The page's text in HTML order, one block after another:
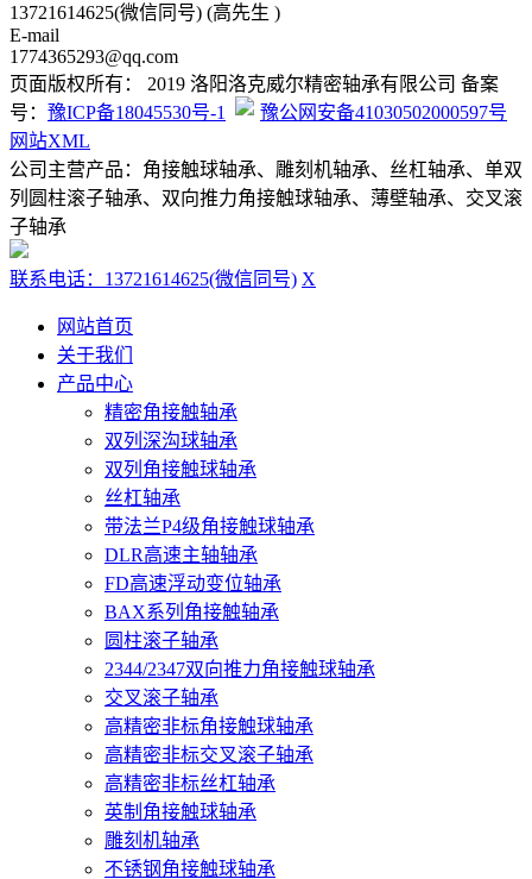
13721614625(微信同号) (高先生 )
E-mail
1774365293@qq.com
页面版权所有： 2019 洛阳洛克威尔精密轴承有限公司 备案
号： 豫ICP备18045530号-1
豫公网安备41030502000597号
网站XML
公司主营产品：角接触球轴承、雕刻机轴承、丝杠轴承、单双
列圆柱滚子轴承、双向推力角接触球轴承、薄壁轴承、交叉滚
子轴承
联系电话：13721614625(微信同号) X
网站首页
关于我们
产品中心
精密角接触轴承
双列深沟球轴承
双列角接触球轴承
丝杠轴承
带法兰P4级角接触球轴承
DLR高速主轴轴承
FD高速浮动变位轴承
BAX系列角接触轴承
圆柱滚子轴承
2344/2347双向推力角接触球轴承
交叉滚子轴承
高精密非标角接触球轴承
高精密非标交叉滚子轴承
高精密非标丝杠轴承
英制角接触球轴承
雕刻机轴承
不锈钢角接触球轴承